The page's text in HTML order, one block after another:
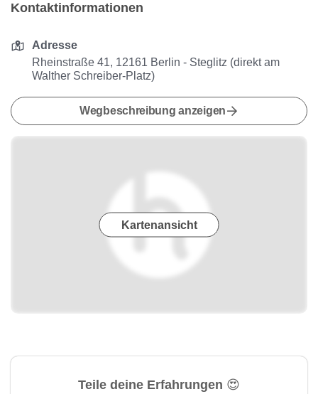
Kontaktinformationen
Adresse
Rheinstraße 41, 12161 Berlin - Steglitz (direkt am
Walther Schreiber-Platz)
Wegbeschreibung anzeigen
Kartenansicht
Teile deine Erfahrungen 😍